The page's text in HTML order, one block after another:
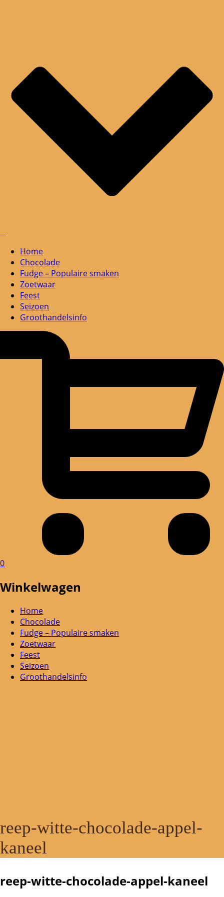
Home
Chocolade
Fudge – Populaire smaken
Zoetwaar
Feest
Seizoen
Groothandelsinfo
0
Winkelwagen
Home
Chocolade
Fudge – Populaire smaken
Zoetwaar
Feest
Seizoen
Groothandelsinfo
reep-witte-chocolade-appel-
kaneel
reep-witte-chocolade-appel-kaneel